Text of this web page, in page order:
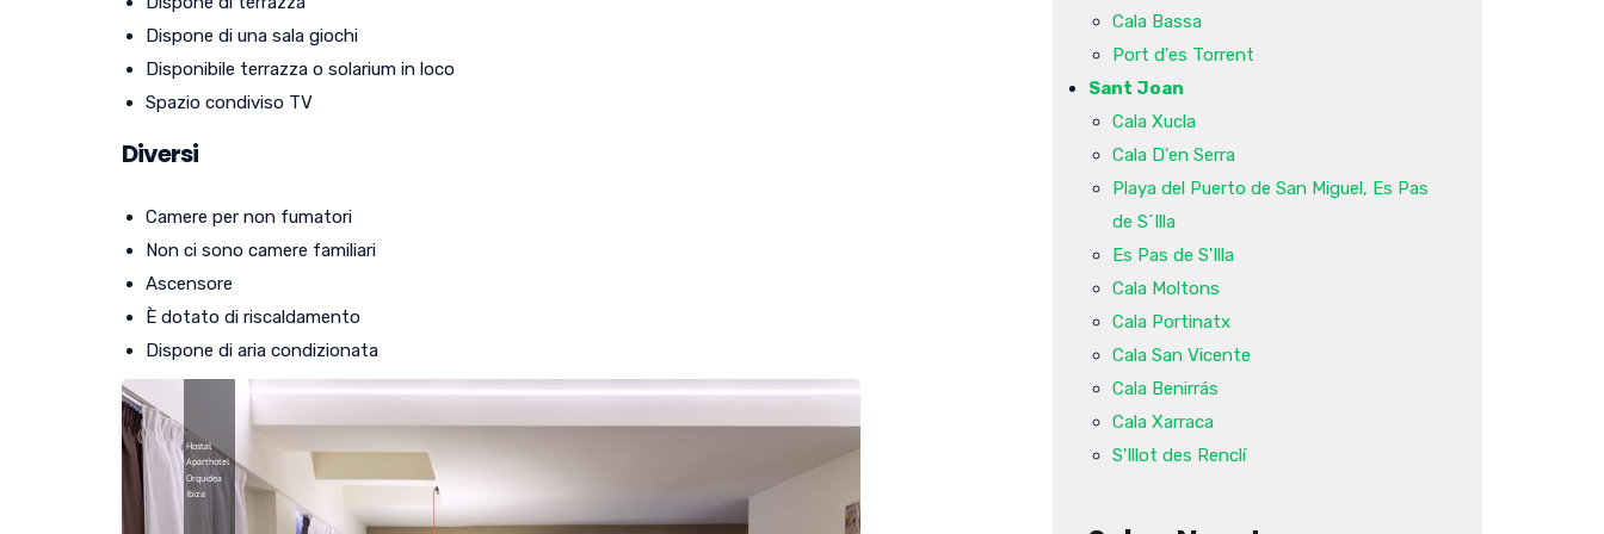
Dispone di una sala giochi
Disponibile terrazza o solarium in loco
Spazio condiviso TV
Diversi
Camere per non fumatori
Non ci sono camere familiari
Ascensore
È dotato di riscaldamento
Dispone di aria condizionata
Cala Bassa
Port d'es Torrent
Sant Joan
Cala Xucla
Cala D'en Serra
Playa del Puerto de San Miguel, Es Pas
de S´Illa
Es Pas de S'Illa
Cala Moltons
Cala Portinatx
Cala San Vicente
Cala Benirrás
Cala Xarraca
S'Illot des Renclí